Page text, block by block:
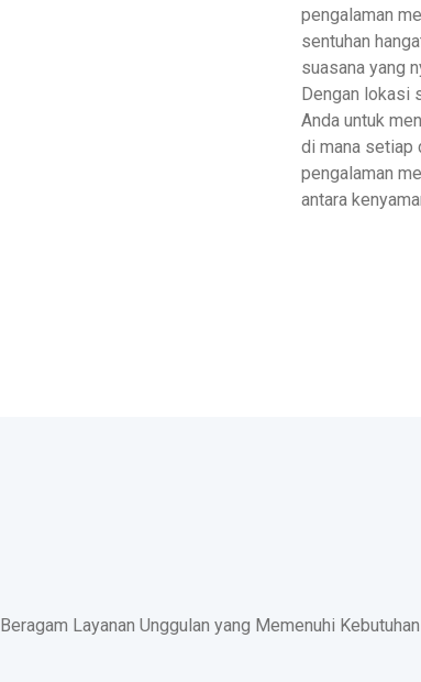
pengalaman
sentuhan
suasana yang
Dengan lokasi
Anda untuk
di mana setiap
pengalaman
antara
Beragam Layanan Unggulan yang Memenuhi